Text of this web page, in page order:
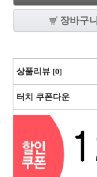
장바구니
상품리뷰 [0]
터치 쿠폰다운